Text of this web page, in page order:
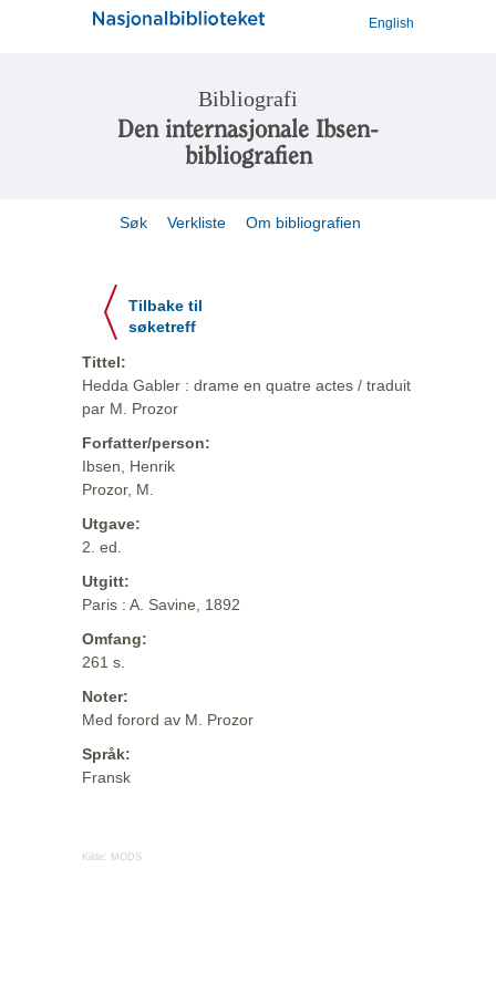
English
Bibliografi
Den internasjonale Ibsen-
bibliografien
Søk Verkliste Om bibliografien
Tilbake til
søketreff
Tittel:
Hedda Gabler : drame en quatre actes / traduit
par M. Prozor
Forfatter/person:
Ibsen, Henrik
Prozor, M.
Utgave:
2. ed.
Utgitt:
Paris : A. Savine, 1892
Omfang:
261 s.
Noter:
Med forord av M. Prozor
Språk:
Fransk
Kilde: MODS